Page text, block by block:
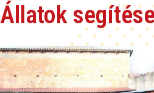
Állatok